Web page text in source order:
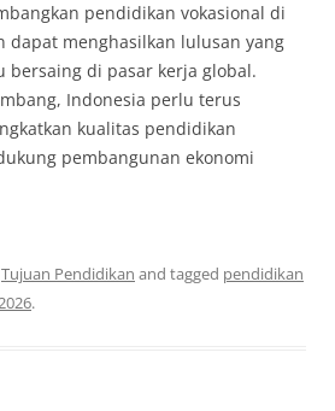
pendidikan vokasional di
dapat menghasilkan lulusan yang
bersaing di pasar kerja global.
Indonesia perlu terus
kualitas pendidikan
pembangunan ekonomi
Tujuan Pendidikan and tagged pendidikan
.